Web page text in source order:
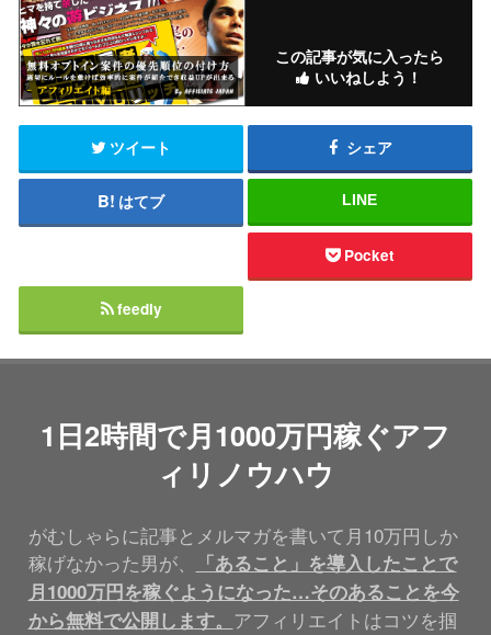
この記事が気に入ったら
いいねしよう！
ツイート シェア
はてブ LINE
Pocket
feedly
1日2時間で月1000万円稼ぐアフ
ィリノウハウ
がむしゃらに記事とメルマガを書いて月10万円しか
稼げなかった男が、
「あること」を導入したことで
月1000万円を稼ぐようになった…そのあることを今
から無料で公開します。 アフィリエイトはコツを掴